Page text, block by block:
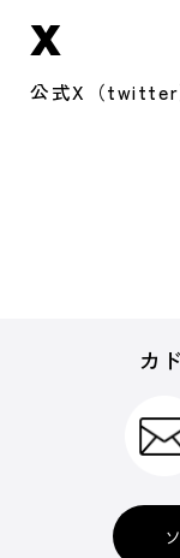
X
公式X（twitter
カ